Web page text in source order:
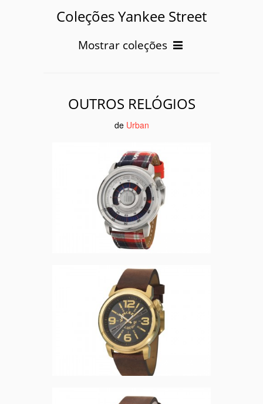
Coleções Yankee Street
Mostrar coleções
OUTROS RELÓGIOS
de Urban